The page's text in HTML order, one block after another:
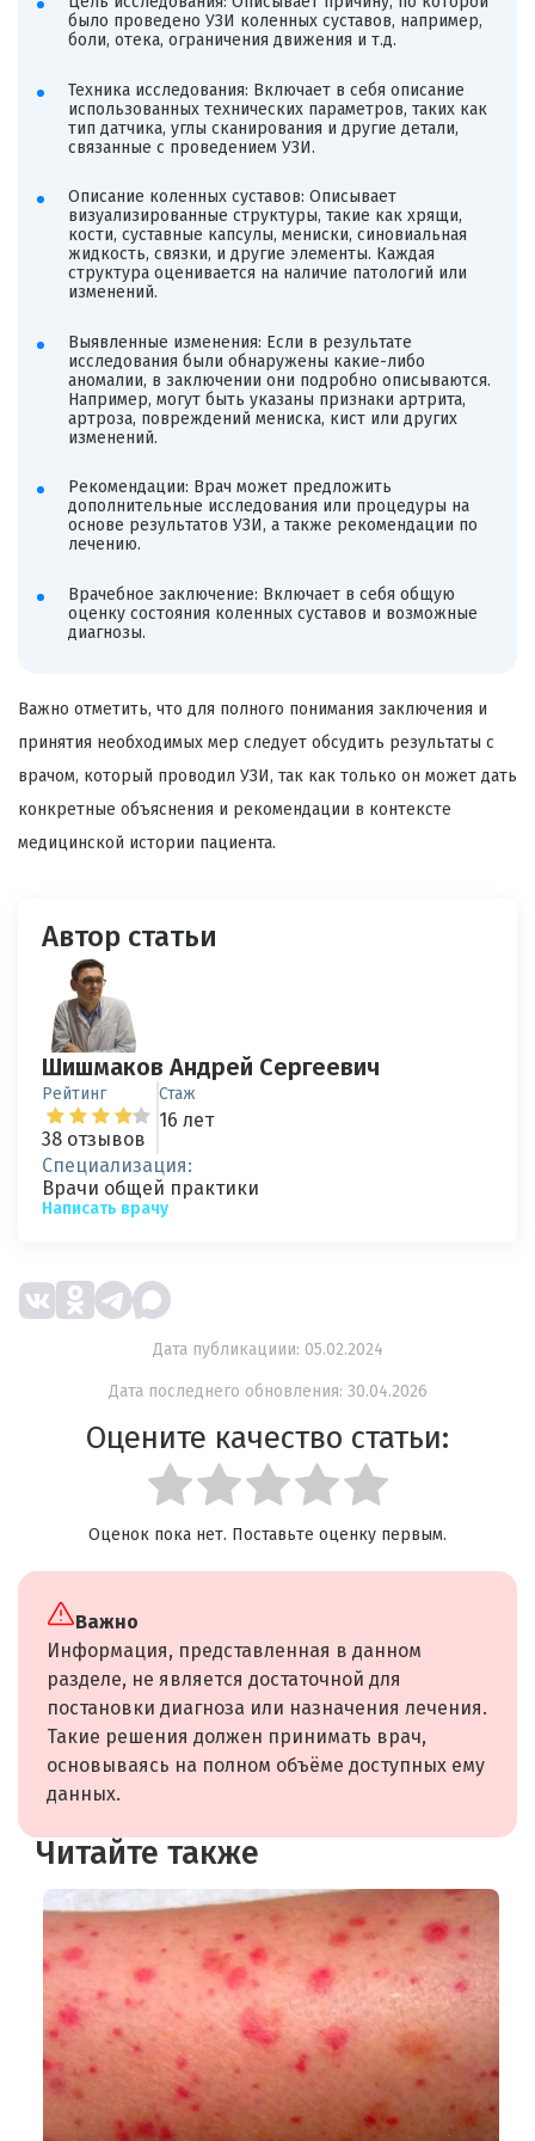
было проведено УЗИ коленных суставов, например,
боли, отека, ограничения движения и т.д.
Техника исследования: Включает в себя описание
использованных технических параметров, таких как
тип датчика, углы сканирования и другие детали,
связанные с проведением УЗИ.
Описание коленных суставов: Описывает
визуализированные структуры, такие как хрящи,
кости, суставные капсулы, мениски, синовиальная
жидкость, связки, и другие элементы. Каждая
структура оценивается на наличие патологий или
изменений.
Выявленные изменения: Если в результате
исследования были обнаружены какие-либо
аномалии, в заключении они подробно описываются.
Например, могут быть указаны признаки артрита,
артроза, повреждений мениска, кист или других
изменений.
Рекомендации: Врач может предложить
дополнительные исследования или процедуры на
основе результатов УЗИ, а также рекомендации по
лечению.
Врачебное заключение: Включает в себя общую
оценку состояния коленных суставов и возможные
диагнозы.
Важно отметить, что для полного понимания заключения и
принятия необходимых мер следует обсудить результаты с
врачом, который проводил УЗИ, так как только он может дать
конкретные объяснения и рекомендации в контексте
медицинской истории пациента.
Автор статьи
Шишмаков Андрей Сергеевич
Рейтинг
38 отзывов
Стаж
16 лет
Специализация:
Врачи общей практики
Написать врачу
Дата публикациии: 05.02.2024
Дата последнего обновления: 30.04.2026
Оцените качество статьи:
Оценок пока нет. Поставьте оценку первым.
Важно
Информация, представленная в данном
разделе, не является достаточной для
постановки диагноза или назначения лечения.
Такие решения должен принимать врач,
основываясь на полном объёме доступных ему
данных.
Читайте также